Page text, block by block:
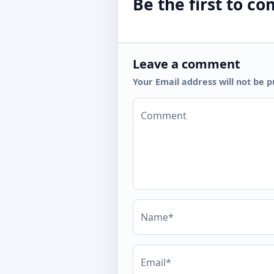
Leave a comment
Your Email address will not be
Comment
Name*
Email*